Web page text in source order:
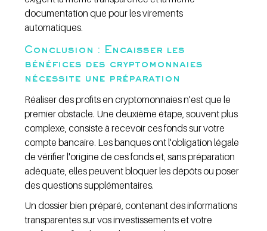
documentation que pour les virements
automatiques.
Conclusion : Encaisser les
bénéfices des cryptomonnaies
nécessite une préparation
Réaliser des profits en cryptomonnaies n'est que le
premier obstacle. Une deuxième étape, souvent plus
complexe, consiste à recevoir ces fonds sur votre
compte bancaire. Les banques ont l'obligation légale
de vérifier l'origine de ces fonds et, sans préparation
adéquate, elles peuvent bloquer les dépôts ou poser
des questions supplémentaires.
Un dossier bien préparé, contenant des informations
transparentes sur vos investissements et votre